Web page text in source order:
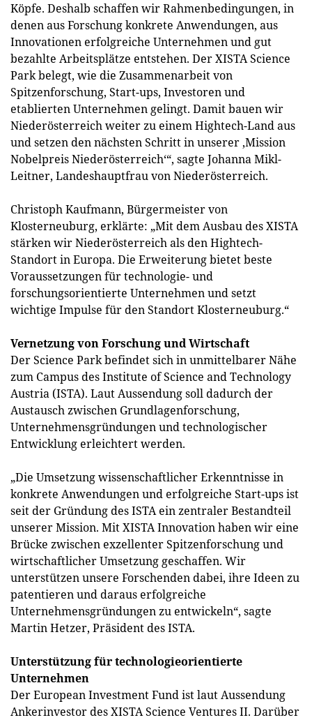
Köpfe. Deshalb schaffen wir Rahmenbedingungen, in
denen aus Forschung konkrete Anwendungen, aus
Innovationen erfolgreiche Unternehmen und gut
bezahlte Arbeitsplätze entstehen. Der XISTA Science
Park belegt, wie die Zusammenarbeit von
Spitzenforschung, Start-ups, Investoren und
etablierten Unternehmen gelingt. Damit bauen wir
Niederösterreich weiter zu einem Hightech-Land aus
und setzen den nächsten Schritt in unserer ‚Mission
Nobelpreis Niederösterreich‘“, sagte Johanna Mikl-
Leitner, Landeshauptfrau von Niederösterreich.
Christoph Kaufmann, Bürgermeister von
Klosterneuburg, erklärte: „Mit dem Ausbau des XISTA
stärken wir Niederösterreich als den Hightech-
Standort in Europa. Die Erweiterung bietet beste
Voraussetzungen für technologie- und
forschungsorientierte Unternehmen und setzt
wichtige Impulse für den Standort Klosterneuburg.“
Vernetzung von Forschung und Wirtschaft
Der Science Park befindet sich in unmittelbarer Nähe
zum Campus des Institute of Science and Technology
Austria (ISTA). Laut Aussendung soll dadurch der
Austausch zwischen Grundlagenforschung,
Unternehmensgründungen und technologischer
Entwicklung erleichtert werden.
„Die Umsetzung wissenschaftlicher Erkenntnisse in
konkrete Anwendungen und erfolgreiche Start-ups ist
seit der Gründung des ISTA ein zentraler Bestandteil
unserer Mission. Mit XISTA Innovation haben wir eine
Brücke zwischen exzellenter Spitzenforschung und
wirtschaftlicher Umsetzung geschaffen. Wir
unterstützen unsere Forschenden dabei, ihre Ideen zu
patentieren und daraus erfolgreiche
Unternehmensgründungen zu entwickeln“, sagte
Martin Hetzer, Präsident des ISTA.
Unterstützung für technologieorientierte
Unternehmen
Der European Investment Fund ist laut Aussendung
Ankerinvestor des XISTA Science Ventures II. Darüber